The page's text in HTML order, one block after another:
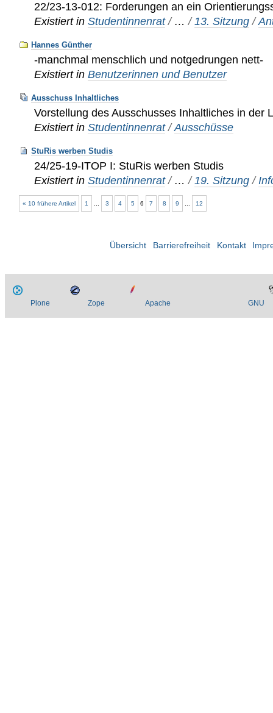
22/23-13-012: Forderungen an ein
Existiert in Studentinnenrat / …/13. Sitzung /
Hannes Günther
-manchmal menschlich und notgedrungen nett-
Existiert in Benutzerinnen und Benutzer
Ausschuss Inhaltliches
Vorstellung des Ausschusses Inhaltliches in der
Existiert in Studentinnenrat /Ausschüsse
StuRis werben Studis
24/25-19-ITOP I: StuRis werben Studis
Existiert in Studentinnenrat / …/ 19. Sitzung /
« 10 frühere Artikel 1 3 4 5 6 7 8 9 12
Übersicht Barrierefreiheit Kontakt
Plone Zope Apache GNU